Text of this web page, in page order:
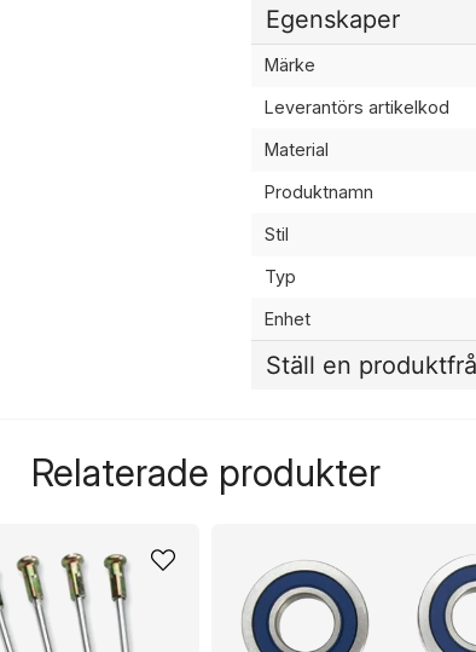
Egenskaper
Märke
Leverantörs artikelkod
Material
Produktnamn
Stil
Typ
Enhet
Ställ en
Namn
Relaterade produkter